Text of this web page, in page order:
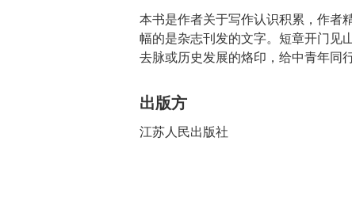
本书是作者关于写作认识积累，作者
幅的是杂志刊发的文字。短章开门见
去脉或历史发展的烙印，给中青年同
出版方
江苏人民出版社